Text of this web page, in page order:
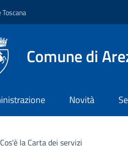
Toscana
Comune di
Novità
Cos'è la Carta dei servizi